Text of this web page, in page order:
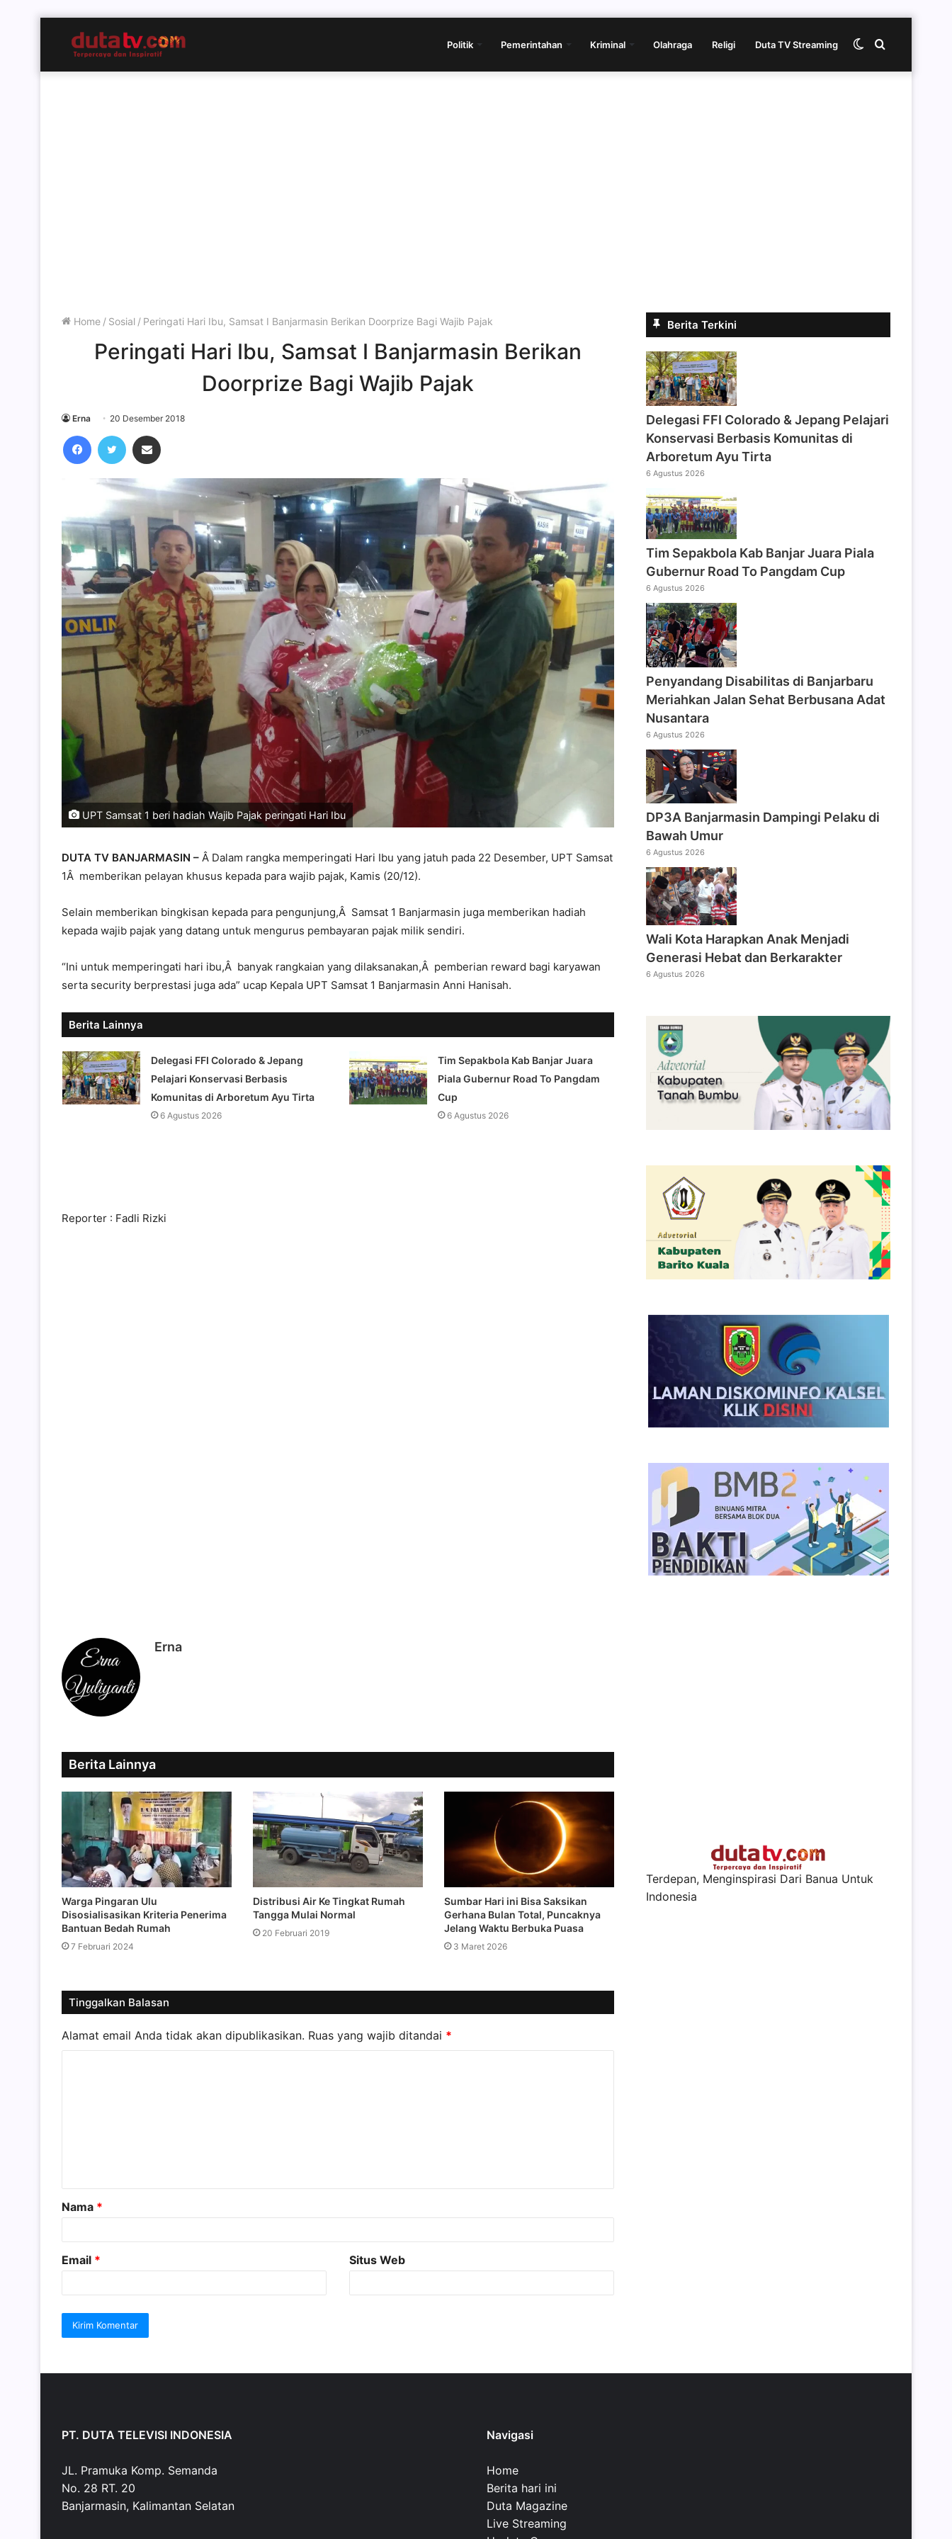
Politik Pemerintahan Kriminal Olahraga Religi Duta TV Streaming Cari
Switch
Home / Sosial / Peringati Hari Ibu, Samsat I Banjarmasin Berikan Doorprize Bagi Wajib Pajak
Peringati Hari Ibu, Samsat I Banjarmasin Berikan
Doorprize Bagi Wajib Pajak
Erna 20 Desember 2018
FacebookTwitter
UPT Samsat 1 beri hadiah Wajib Pajak peringati Hari Ibu
DUTA TV BANJARMASIN – Â Dalam rangka memperingati Hari Ibu yang jatuh pada 22 Desember, UPT Samsat
1Â memberikan pelayan khusus kepada para wajib pajak, Kamis (20/12).
Selain memberikan bingkisan kepada para pengunjung,Â Samsat 1 Banjarmasin juga memberikan hadiah
kepada wajib pajak yang datang untuk mengurus pembayaran pajak milik sendiri.
“Ini untuk memperingati hari ibu,Â banyak rangkaian yang dilaksanakan,Â pemberian reward bagi karyawan
serta security berprestasi juga ada” ucap Kepala UPT Samsat 1 Banjarmasin Anni Hanisah.
Berita Lainnya
Delegasi FFI Colorado & Jepang
Pelajari Konservasi Berbasis
Komunitas di Arboretum Ayu Tirta
6 Agustus 2026
Tim Sepakbola Kab Banjar Juara
Piala Gubernur Road To Pangdam
Cup
6 Agustus 2026
Reporter : Fadli Rizki
Erna
Berita Lainnya
Warga Pingaran Ulu
Disosialisasikan Kriteria Penerima
Bantuan Bedah Rumah
7 Februari 2024
Distribusi Air Ke Tingkat Rumah
Tangga Mulai Normal
20 Februari 2019
Sumbar Hari ini Bisa Saksikan
Gerhana Bulan Total, Puncaknya
Jelang Waktu Berbuka Puasa
3 Maret 2026
Tinggalkan Balasan
Alamat email Anda tidak akan dipublikasikan. Ruas yang wajib ditandai *
a
r
Nama *
Email * Situs Web
Berita Terkini
Delegasi FFI Colorado & Jepang Pelajari
Konservasi Berbasis Komunitas di
Arboretum Ayu Tirta
6 Agustus 2026
Tim Sepakbola Kab Banjar Juara Piala
Gubernur Road To Pangdam Cup
6 Agustus 2026
Penyandang Disabilitas di Banjarbaru
Meriahkan Jalan Sehat Berbusana Adat
Nusantara
6 Agustus 2026
DP3A Banjarmasin Dampingi Pelaku di
Bawah Umur
6 Agustus 2026
Wali Kota Harapkan Anak Menjadi
Generasi Hebat dan Berkarakter
6 Agustus 2026
Terdepan, Menginspirasi Dari Banua Untuk
Indonesia
PT. DUTA TELEVISI INDONESIA
JL. Pramuka Komp. Semanda
No. 28 RT. 20
Banjarmasin, Kalimantan Selatan
Navigasi
Home
Berita hari ini
Duta Magazine
Live Streaming